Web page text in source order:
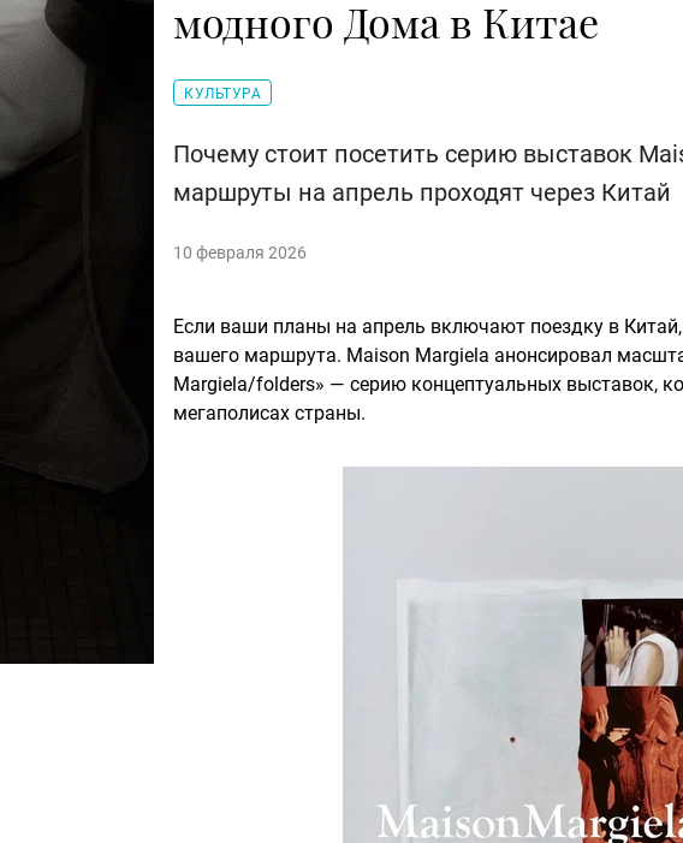
модного Дома в Китае
КУЛЬТУРА
Почему стоит посетить серию выставок
маршруты на апрель проходят через Китай
10 февраля 2026
Если ваши планы на апрель включают поездку в
вашего маршрута. Maison Margiela анонсировал
Margiela/folders» — серию концептуальных выставок,
мегаполисах страны.